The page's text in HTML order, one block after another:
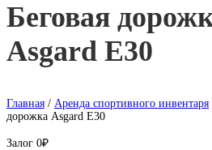
Беговая
Аsgаrd E30
Главная / Аренда спортивного инвентаря
дорожка Аsgаrd E30
Залог 0₽